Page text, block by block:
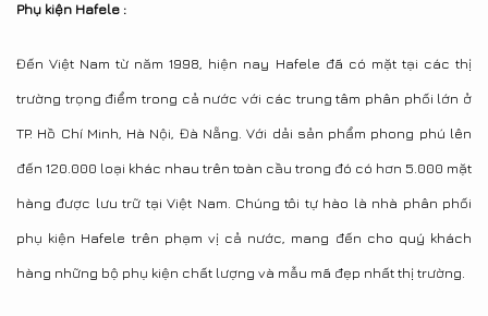
Phụ kiện Hafele :
Đến Việt Nam từ năm 1998, hiện nay Hafele đã có mặt tại các thị
trường trọng điểm trong cả nước với các trung tâm phân phối lớn ở
TP. Hồ Chí Minh, Hà Nội, Đà Nẵng. Với dải sản phẩm phong phú lên
đến 120.000 loại khác nhau trên toàn cầu trong đó có hơn 5.000 mặt
hàng được lưu trữ tại Việt Nam. Chúng tôi tự hào là nhà phân phối
phụ kiện Hafele trên phạm vị cả nước, mang đến cho quý khách
hàng những bộ phụ kiện chất lượng và mẫu mã đẹp nhất thị trường.